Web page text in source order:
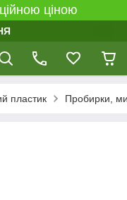
ціною
пластик Пробирки,